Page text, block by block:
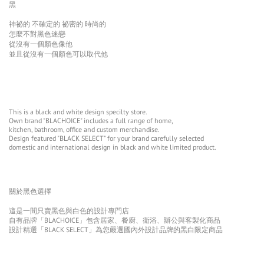
黑
神祕的 不確定的 祕密的 時尚的
怎麼不對黑色迷戀
從沒有一個顏色像他
並且從沒有一個顏色可以取代他
This is a black and white design specilty store.
Own brand "BLACHOICE" includes a full range of home,
kitchen, bathroom, office and custom merchandise.
Design featured "BLACK SELECT" for your brand carefully selected
domestic and international design in black and white limited product.
關於黑色選擇
這是一間只賣黑色與白色的設計專門店
自有品牌「BLACHOICE」包含居家、餐廚、衛浴、辦公與客製化商品
設計精選「BLACK SELECT」為您嚴選國內外設計品牌的黑白限定商品